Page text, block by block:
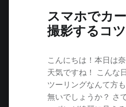
スマホでカ
撮影するコツ
こんにちは！本日は
天気ですね！ こんな
ツーリングなんて方
無いでしょうか？ さ